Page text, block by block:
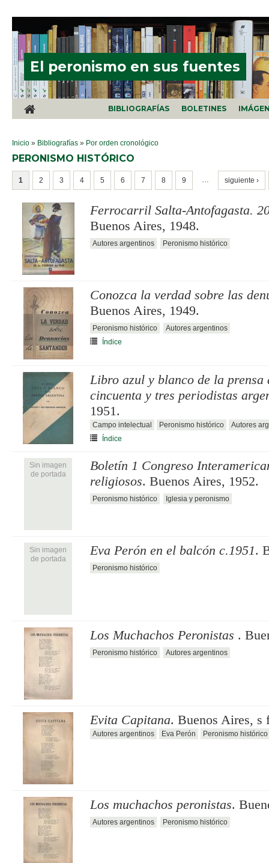
El peronismo en sus fuentes
BIBLIOGRAFÍAS BOLETINES
SE ENCUENTRA USTED AQUÍ
Inicio » Bibliografías » Por orden cronológico
PERONISMO HISTÓRICO
PÁGINAS
1 2 3 4 5 6 7 8 9 … siguiente ›
Ferrocarril Salta-Antofagasta.
Buenos Aires, 1948.
Autores argentinos Peronismo histórico
Conozca la verdad sobre las
Buenos Aires, 1949.
Peronismo histórico
Autores argentinos
Índice
Libro azul y blanco de la prensa
cincuenta y tres periodistas
1951.
Campo intelectual Peronismo histórico
Autores
Índice
Sin imagen
de portada
Boletín 1 Congreso
religiosos. Buenos Aires, 1952.
Peronismo histórico Iglesia y peronismo
Sin imagen
de portada
Eva Perón en el balcón c.1951.
Peronismo histórico
Los Muchachos Peronistas .
Peronismo histórico Autores argentinos
Evita Capitana. Buenos Aires, s
Autores argentinos Eva Perón Peronismo histórico
Los muchachos peronistas.
Autores argentinos Peronismo histórico